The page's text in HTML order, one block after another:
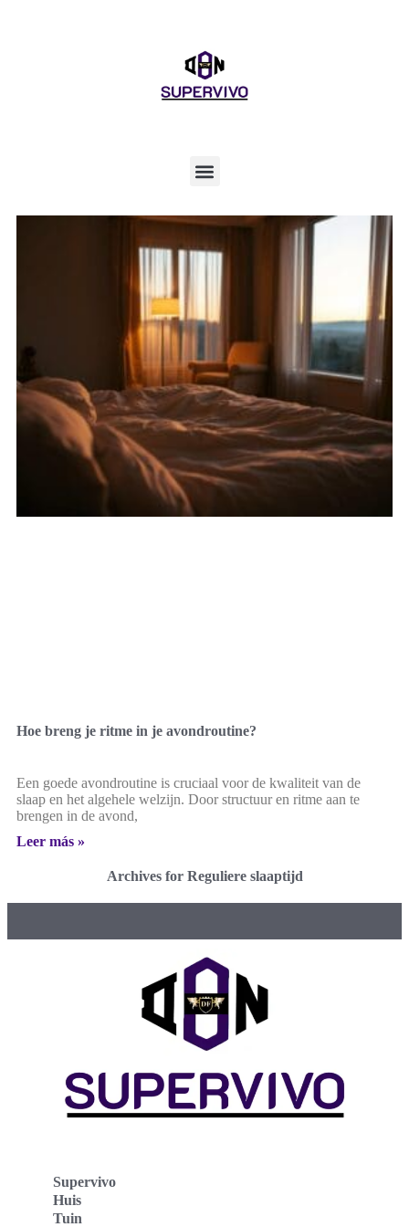
Hoe breng je ritme in je avondroutine?
Een goede avondroutine is cruciaal voor de kwaliteit van de
slaap en het algehele welzijn. Door structuur en ritme aan te
brengen in de avond,
Leer más »
Archives for Reguliere slaaptijd
Supervivo
Huis
Tuin